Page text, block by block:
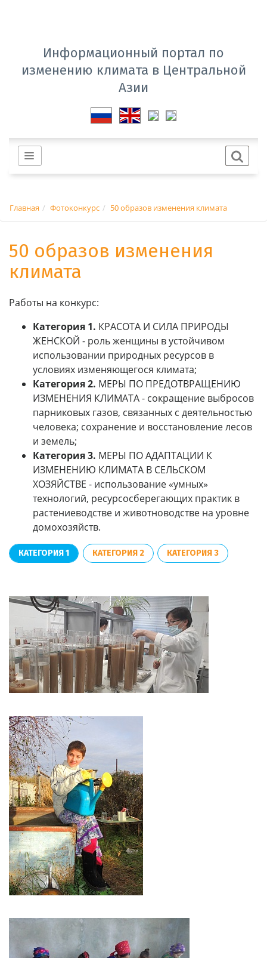
Информационный портал по
изменению климата в Центральной
Азии
Главная Фотоконкурс 50 образов изменения климата
50 образов изменения
климата
Работы на конкурс:
Категория 1. КРАСОТА И СИЛА ПРИРОДЫ
ЖЕНСКОЙ - роль женщины в устойчивом
использовании природных ресурсов в
условиях изменяющегося климата;
Категория 2. МЕРЫ ПО ПРЕДОТВРАЩЕНИЮ
ИЗМЕНЕНИЯ КЛИМАТА - сокращение выбросов
парниковых газов, связанных с деятельностью
человека; сохранение и восстановление лесов
и земель;
Категория 3. МЕРЫ ПО АДАПТАЦИИ К
ИЗМЕНЕНИЮ КЛИМАТА В СЕЛЬСКОМ
ХОЗЯЙСТВЕ - использование «умных»
технологий, ресурсосберегающих практик в
растениеводстве и животноводстве на уровне
домохозяйств.
КАТЕГОРИЯ 1 КАТЕГОРИЯ 2 КАТЕГОРИЯ 3